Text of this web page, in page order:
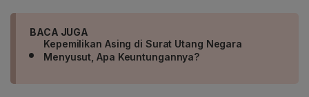
BACA JUGA
Kepemilikan Asing di Surat Utang Negara
Menyusut, Apa Keuntungannya?